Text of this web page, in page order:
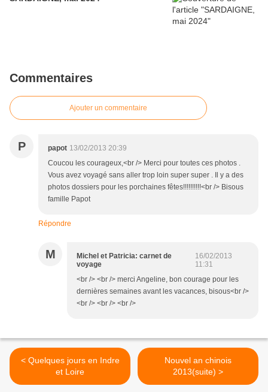
Commentaires
Ajouter un commentaire
P papot 13/02/2013 20:39
Coucou les courageux,<br /> Merci pour toutes ces photos .
Vous avez voyagé sans aller trop loin super super . Il y a des
photos dossiers pour les porchaines fêtes!!!!!!!!!!<br /> Bisous
famille Papot
Répondre
M
Michel et Patricia: carnet de
voyage
16/02/2013
11:31
<br /> <br /> merci Angeline, bon courage pour les
dernières semaines avant les vacances, bisous<br />
<br /> <br /> <br />
< Quelques jours en Indre
et Loire
Nouvel an chinois
2013(suite) >